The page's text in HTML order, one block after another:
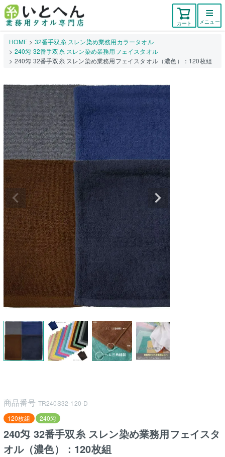
カート メニュー
HOME
32番手双糸 スレン染め業務用カラータオル
240匁 32番手双糸 スレン染め業務用フェイスタオル
240匁 32番手双糸 スレン染め業務用フェイスタオル（濃色）：120枚組
商品番号 TR240S32-120-D
120枚組
240匁
240匁 32番手双糸 スレン染め業務用フェイスタ
オル（濃色）：120枚組